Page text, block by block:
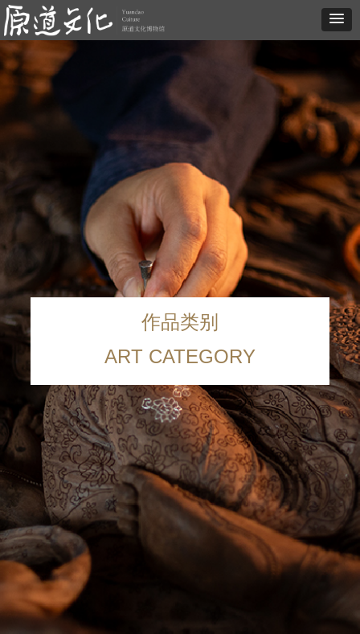
作品类别
ART CATEGORY